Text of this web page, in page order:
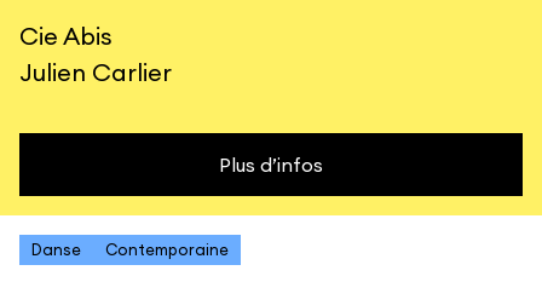
Cie Abis
Julien Carlier
Plus d’infos
Danse Contemporaine